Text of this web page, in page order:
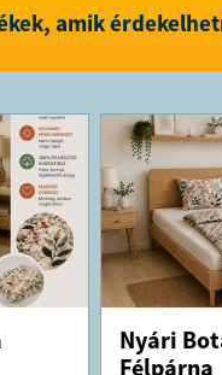
amik
Nyári
Félpárna